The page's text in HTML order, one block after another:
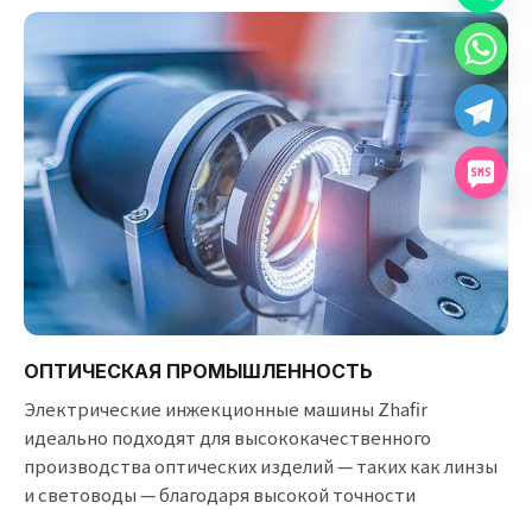
ОПТИЧЕСКАЯ ПРОМЫШЛЕННОСТЬ
Электрические инжекционные машины Zhafir
идеально подходят для высококачественного
производства оптических изделий — таких как линзы
и световоды — благодаря высокой точности